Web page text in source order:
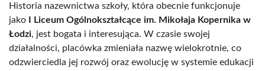
Historia nazewnictwa szkoły, która obecnie funkcjonuje
jako
I Liceum Ogólnokształcące im. Mikołaja Kopernika w
Łodzi, jest bogata i interesująca. W czasie swojej
działalności, placówka zmieniała nazwę wielokrotnie, co
odzwierciedla jej rozwój oraz ewolucję w systemie edukacji